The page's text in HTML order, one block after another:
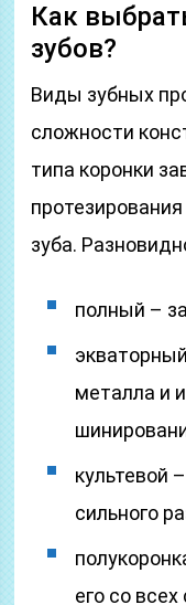
Как
зубов?
Виды зубных
сложности
типа коронки
зуба.
полный –
металла и
культевой
сильного
его со